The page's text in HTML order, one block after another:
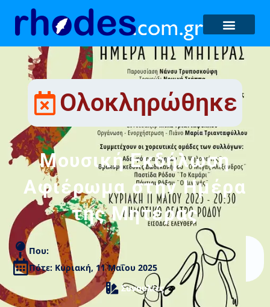
Ολοκληρώθηκε
Μουσική Εκδήλωση
Αφιέρωμα στην Ημέρα
της Μητέρας
Που:
Πότε: Κυριακή, 11 Μαΐου 2025
Συναυλίες